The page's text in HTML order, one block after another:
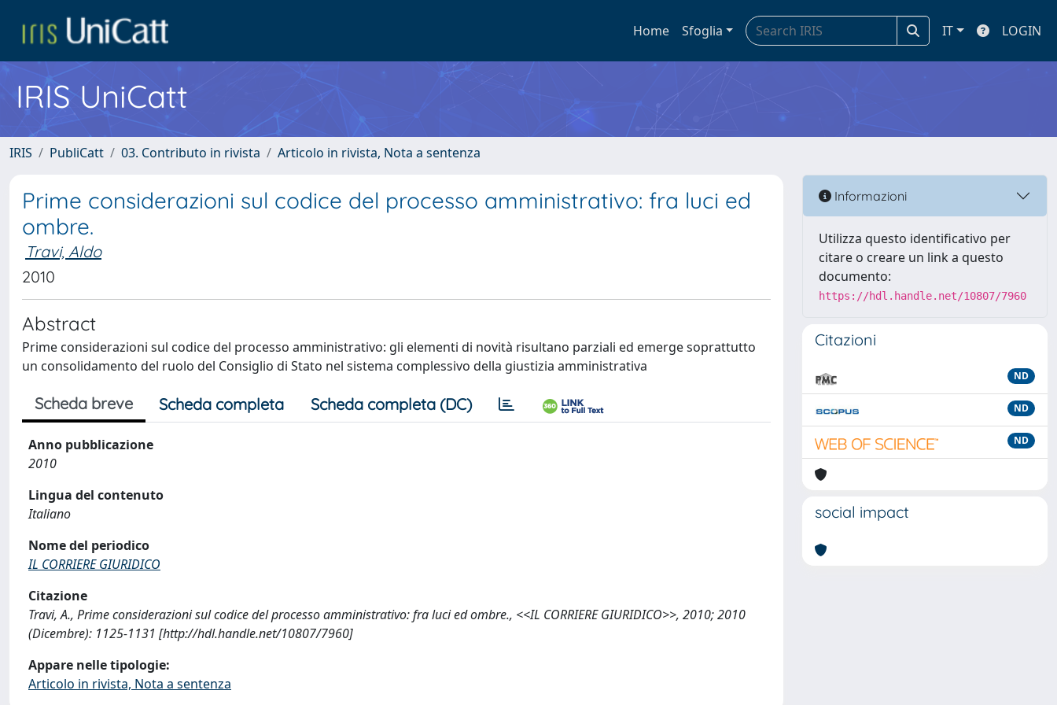
Home Sfoglia IT LOGIN
IRIS UniCatt
IRIS PubliCatt 03. Contributo in rivista Articolo in rivista, Nota a sentenza
Prime considerazioni sul codice del processo amministrativo: fra luci ed
ombre.
Travi, Aldo
2010
Abstract
Prime considerazioni sul codice del processo amministrativo: gli elementi di novità risultano parziali ed emerge soprattutto
un consolidamento del ruolo del Consiglio di Stato nel sistema complessivo della giustizia amministrativa
Scheda breve Scheda completa Scheda completa (DC)
Anno pubblicazione
2010
Lingua del contenuto
Italiano
Nome del periodico
IL CORRIERE GIURIDICO
Citazione
Travi, A., Prime considerazioni sul codice del processo amministrativo: fra luci ed ombre., <<IL CORRIERE GIURIDICO>>, 2010; 2010
(Dicembre): 1125-1131 [http://hdl.handle.net/10807/7960]
Appare nelle tipologie:
Articolo in rivista, Nota a sentenza
Informazioni
Utilizza questo identificativo per
citare o creare un link a questo
documento:
https://hdl.handle.net/10807/7960
Citazioni
ND
ND
ND
social impact